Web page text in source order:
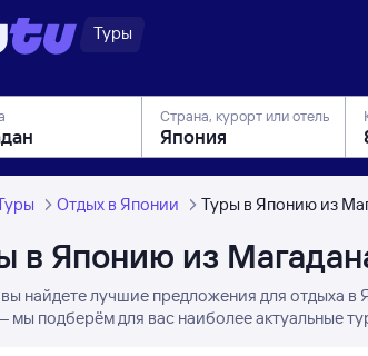
Туры
Страна, курорт или отель
Отдых в Японии Туры в Японию из
в Японию из
найдете лучшие предложения для отдыха
мы подберём для вас наиболее актуальные